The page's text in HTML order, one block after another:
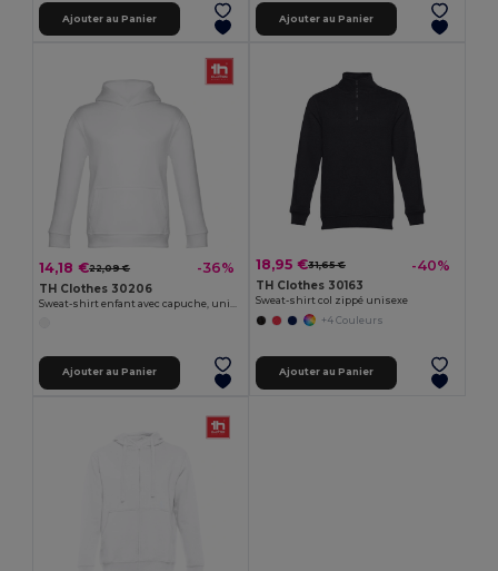
Ajouter au Panier Ajouter au Panier
14,18 €22,09 € -36%
TH Clothes 30206
Ajouter au Panier
18,95 €31,65 € -40%
TH Clothes 30163
Sweat-shirt col zippé unisexe
+4 Couleurs
Ajouter au Panier